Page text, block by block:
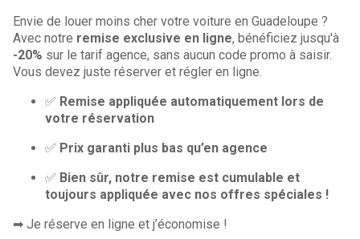
Envie de louer moins cher votre voiture en Guadeloupe ?
Avec notre remise exclusive en ligne, bénéficiez jusqu'à
-20% sur le tarif agence, sans aucun code promo à saisir.
Vous devez juste réserver et régler en ligne.
✅ Remise appliquée automatiquement lors de
votre réservation
✅ Prix garanti plus bas qu’en agence
✅ Bien sûr, notre remise est cumulable et
toujours appliquée avec nos offres spéciales !
➡ Je réserve en ligne et j’économise !